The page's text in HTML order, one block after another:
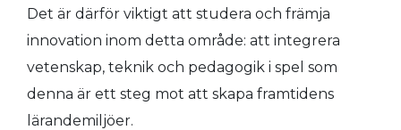
Det är därför viktigt att studera och främja
innovation inom detta område: att integrera
vetenskap, teknik och pedagogik i spel som
denna är ett steg mot att skapa framtidens
lärandemiljöer.